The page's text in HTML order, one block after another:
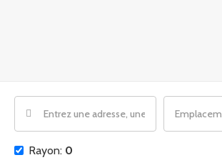
Rayon: 0